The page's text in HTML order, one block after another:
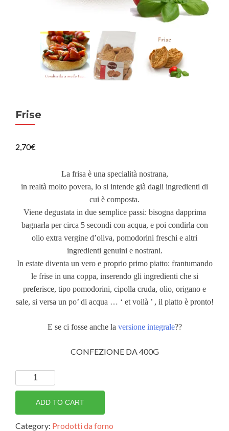
Frise
2,70€
La frisa è una specialità nostrana,
in realtà molto povera, lo si intende già dagli ingredienti di
cui è composta.
Viene degustata in due semplice passi: bisogna dapprima
bagnarla per circa 5 secondi con acqua, e poi condirla con
olio extra vergine d’oliva, pomodorini freschi e altri
ingredienti genuini e nostrani.
In estate diventa un vero e proprio primo piatto: frantumando
le frise in una coppa, inserendo gli ingredienti che si
preferisce, tipo pomodorini, cipolla cruda, olio, origano e
sale, si versa un po’ di acqua … ‘ et voilà ’ , il piatto è pronto!
E se ci fosse anche la versione integrale??
CONFEZIONE DA 400G
quantity
ADD TO CART
Category: Prodotti da forno